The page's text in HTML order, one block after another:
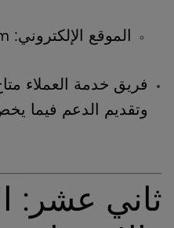
الموقع الإلكتروني:
فريق خدمة العملاء
وتقديم الدعم فيما
ثاني عشر: